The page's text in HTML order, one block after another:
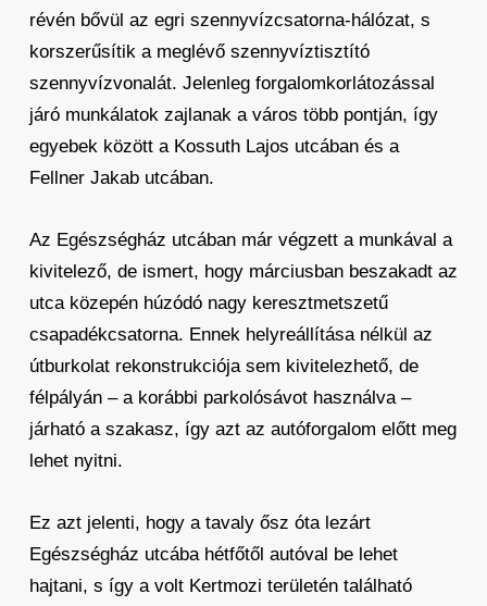
révén bővül az egri szennyvízcsatorna-hálózat, s
korszerűsítik a meglévő szennyvíztisztító
szennyvízvonalát. Jelenleg forgalomkorlátozással
járó munkálatok zajlanak a város több pontján, így
egyebek között a Kossuth Lajos utcában és a
Fellner Jakab utcában.
Az Egészségház utcában már végzett a munkával a
kivitelező, de ismert, hogy márciusban beszakadt az
utca közepén húzódó nagy keresztmetszetű
csapadékcsatorna. Ennek helyreállítása nélkül az
útburkolat rekonstrukciója sem kivitelezhető, de
félpályán – a korábbi parkolósávot használva –
járható a szakasz, így azt az autóforgalom előtt meg
lehet nyitni.
Ez azt jelenti, hogy a tavaly ősz óta lezárt
Egészségház utcába hétfőtől autóval be lehet
hajtani, s így a volt Kertmozi területén található